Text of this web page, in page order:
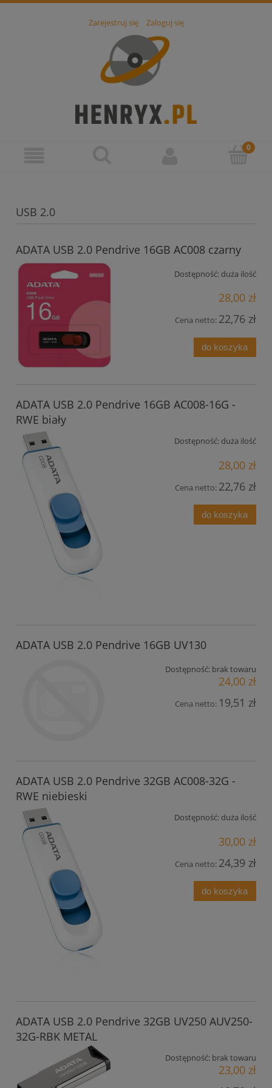
Zarejestruj się Zaloguj się
USB 2.0
ADATA USB 2.0 Pendrive 16GB AC008 czarny
Dostępność: duża ilość
28,00 zł
Cena netto: 22,76 zł
do koszyka
ADATA USB 2.0 Pendrive 16GB AC008-16G -
RWE biały
Dostępność: duża ilość
28,00 zł
Cena netto: 22,76 zł
do koszyka
ADATA USB 2.0 Pendrive 16GB UV130
Dostępność: brak towaru
24,00 zł
Cena netto: 19,51 zł
ADATA USB 2.0 Pendrive 32GB AC008-32G -
RWE niebieski
Dostępność: duża ilość
30,00 zł
Cena netto: 24,39 zł
do koszyka
ADATA USB 2.0 Pendrive 32GB UV250 AUV250-
32G-RBK METAL
Dostępność: brak towaru
23,00 zł